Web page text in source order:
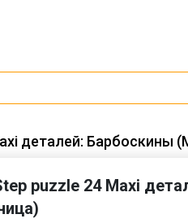
деталей: Барбоскины
puzzle 24 Maxi